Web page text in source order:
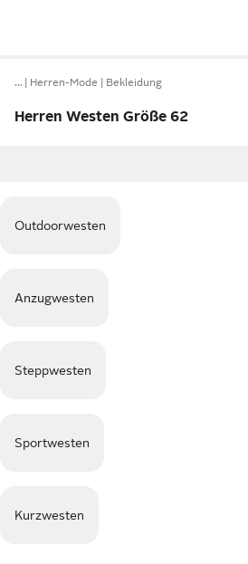
… Herren-Mode Bekleidung
Herren Westen Größe 62
Outdoorwesten
Anzugwesten
Steppwesten
Sportwesten
Kurzwesten